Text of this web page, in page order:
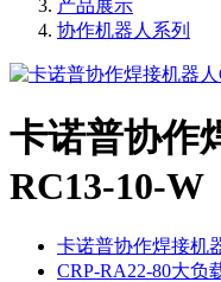
产品展示
协作机器人系列
卡诺普协作
RC13-10-W
卡诺普协作焊接机
CRP-RA22-80大负